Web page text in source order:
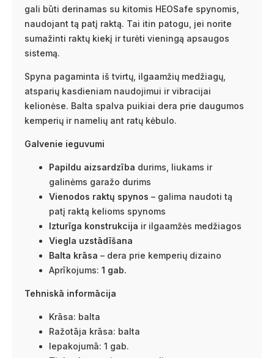
gali būti derinamas su kitomis HEOSafe spynomis,
naudojant tą patį raktą. Tai itin patogu, jei norite
sumažinti raktų kiekį ir turėti vieningą apsaugos
sistemą.
Spyna pagaminta iš tvirtų, ilgaamžių medžiagų,
atsparių kasdieniam naudojimui ir vibracijai
kelionėse. Balta spalva puikiai dera prie daugumos
kemperių ir namelių ant ratų kėbulo.
Galvenie ieguvumi
Papildu aizsardzība durims, liukams ir
galinėms garažo durims
Vienodos raktų spynos – galima naudoti tą
patį raktą kelioms spynoms
Izturīga konstrukcija ir ilgaamžės medžiagos
Viegla uzstādīšana
Balta krāsa – dera prie kemperių dizaino
Aprīkojums: 1 gab.
Tehniskā informācija
Krāsa: balta
Ražotāja krāsa: balta
Iepakojumā: 1 gab.